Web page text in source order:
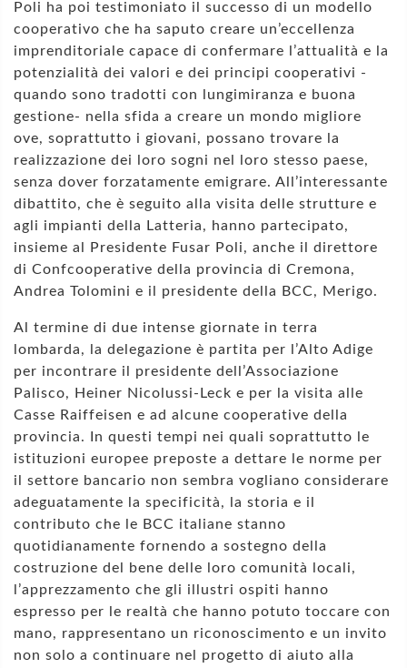
Poli ha poi testimoniato il successo di un modello
cooperativo che ha saputo creare un’eccellenza
imprenditoriale capace di confermare l’attualità e la
potenzialità dei valori e dei principi cooperativi -
quando sono tradotti con lungimiranza e buona
gestione- nella sfida a creare un mondo migliore
ove, soprattutto i giovani, possano trovare la
realizzazione dei loro sogni nel loro stesso paese,
senza dover forzatamente emigrare. All’interessante
dibattito, che è seguito alla visita delle strutture e
agli impianti della Latteria, hanno partecipato,
insieme al Presidente Fusar Poli, anche il direttore
di Confcooperative della provincia di Cremona,
Andrea Tolomini e il presidente della BCC, Merigo.
Al termine di due intense giornate in terra
lombarda, la delegazione è partita per l’Alto Adige
per incontrare il presidente dell’Associazione
Palisco, Heiner Nicolussi-Leck e per la visita alle
Casse Raiffeisen e ad alcune cooperative della
provincia. In questi tempi nei quali soprattutto le
istituzioni europee preposte a dettare le norme per
il settore bancario non sembra vogliano considerare
adeguatamente la specificità, la storia e il
contributo che le BCC italiane stanno
quotidianamente fornendo a sostegno della
costruzione del bene delle loro comunità locali,
l’apprezzamento che gli illustri ospiti hanno
espresso per le realtà che hanno potuto toccare con
mano, rappresentano un riconoscimento e un invito
non solo a continuare nel progetto di aiuto alla